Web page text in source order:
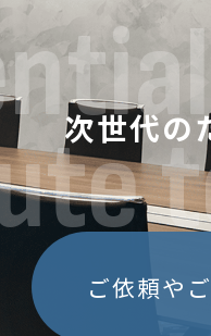
次世代の
ご依頼や